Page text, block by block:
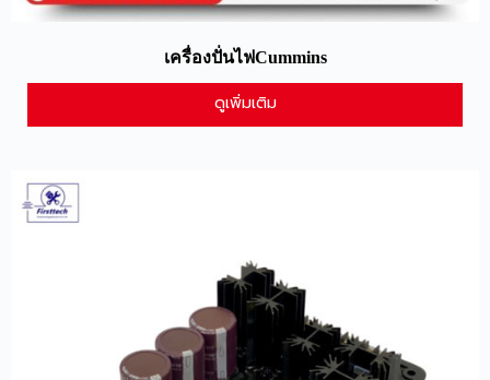
เครื่องปั่นไฟCummins
ดูเพิ่มเติม